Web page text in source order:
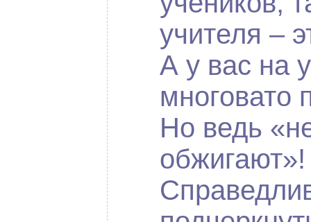
учителя –
А у вас на
многовато
Но ведь
обжигают»!